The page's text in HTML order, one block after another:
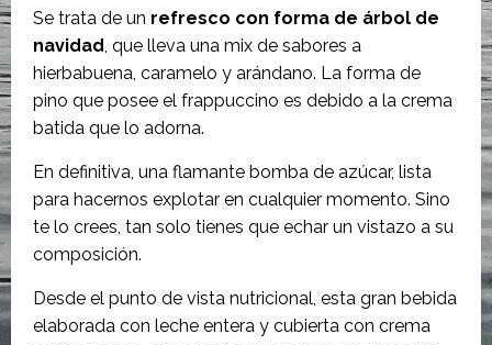
Se trata de un refresco con forma de árbol de
navidad, que lleva una mix de sabores a
hierbabuena, caramelo y arándano. La forma de
pino que posee el frappuccino es debido a la crema
batida que lo adorna.
En definitiva, una flamante bomba de azúcar, lista
para hacernos explotar en cualquier momento. Sino
te lo crees, tan solo tienes que echar un vistazo a su
composición.
Desde el punto de vista nutricional, esta gran bebida
elaborada con leche entera y cubierta con crema